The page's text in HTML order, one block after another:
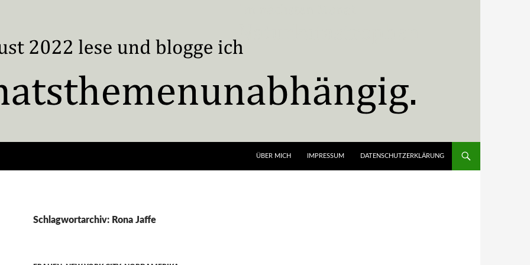
ÜBER MICH IMPRESSUM DATENSCHUTZERKLÄRUNG
Schlagwortarchiv: Rona Jaffe